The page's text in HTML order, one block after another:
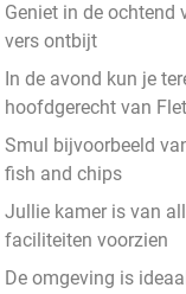
Geniet in de ochtend
vers ontbijt
In de avond kun je
hoofdgerecht van
Smul bijvoorbeeld
fish and chips
Jullie kamer is van
faciliteiten voorzien
De omgeving is